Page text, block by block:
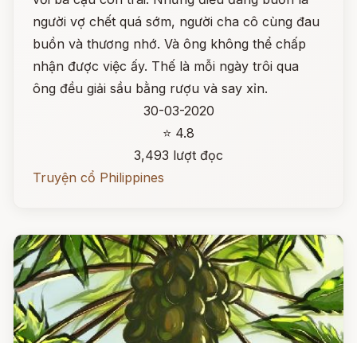
người vợ chết quá sớm, người cha cô cùng đau
buồn và thương nhớ. Và ông không thể chấp
nhận được việc ấy. Thế là mỗi ngày trôi qua
ông đều giải sầu bằng rượu và say xỉn.
30-03-2020
⭐ 4.8
3,493 lượt đọc
Truyện cổ Philippines